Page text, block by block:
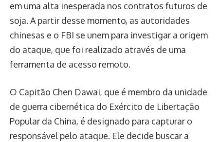
em uma alta inesperada nos contratos futuros de
soja. A partir desse momento, as autoridades
chinesas e o FBI se unem para investigar a origem
do ataque, que foi realizado através de uma
ferramenta de acesso remoto.
O Capitão Chen Dawai, que é membro da unidade
de guerra cibernética do Exército de Libertação
Popular da China, é designado para capturar o
responsável pelo ataque. Ele decide buscar a